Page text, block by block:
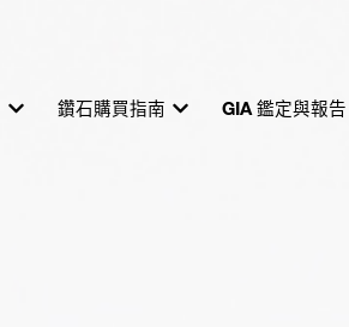
鑽石購買指南 GIA 鑑定與報告